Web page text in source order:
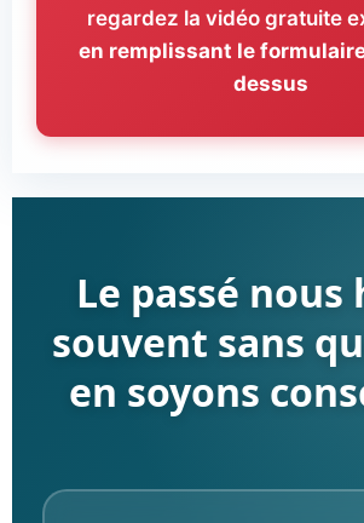
regardez la vidéo gratuite
en remplissant le
dessus
Le passé nous
souvent sans
en soyons